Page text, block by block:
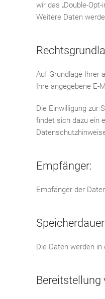
wir das „Double-
Weitere Daten
Auf Grundlage Ihrer
Ihre angegebene E-
Die Einwilligung zur
findet sich dazu ein
Empfänger:
Empfänger der
Die Daten werden
Bereitstellung